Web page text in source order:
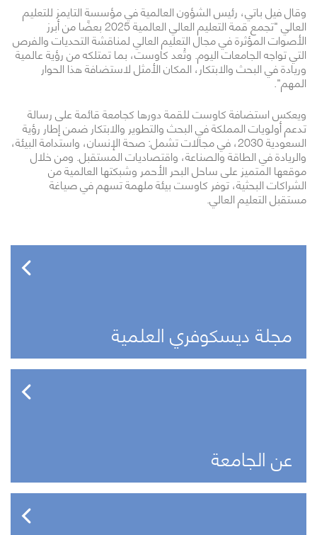
وقال فيل باتي، رئيس الشؤون العالمية في مؤسسة التايمز للتعليم
العالي "تجمع قمة التعليم العالي العالمية 2025 بعضًا من أبرز
الأصوات المؤثرة في مجال التعليم العالي لمناقشة التحديات والفرص
التي تواجه الجامعات اليوم. وتُعد كاوست، بما تمتلكه من رؤية عالمية
وريادة في البحث والابتكار، المكان الأمثل لاستضافة هذا الحوار
المهم".
ويعكس استضافة كاوست للقمة دورها كجامعة قائمة على رسالة
تدعم أولويات المملكة في البحث والتطوير والابتكار ضمن إطار رؤية
السعودية 2030، في مجالات تشمل: صحة الإنسان، واستدامة البيئة،
والريادة في الطاقة والصناعة، واقتصاديات المستقبل. ومن خلال
موقعها المتميز على ساحل البحر الأحمر وشبكتها العالمية من
الشراكات البحثية، توفر كاوست بيئة ملهمة تسهم في صياغة
مستقبل التعليم العالي.
مجلة ديسكوفري العلمية
عن الجامعة